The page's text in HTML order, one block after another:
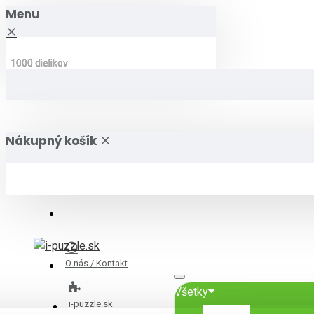
Menu
Nákupný košík
O nás / Kontakt
i-puzzle.sk
Všetky
1000 dielikov
1000 dielikov
1000 dielikov
1000 dielikov
1000 dielikov
1000 dielikov